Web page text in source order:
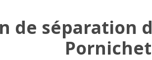
de séparation
Pornichet